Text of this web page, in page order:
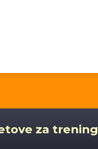
za trening